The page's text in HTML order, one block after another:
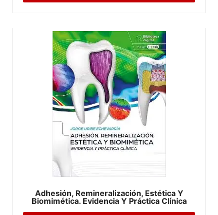
Adhesión, Remineralización, Estética Y
Biomimética. Evidencia Y Práctica Clínica